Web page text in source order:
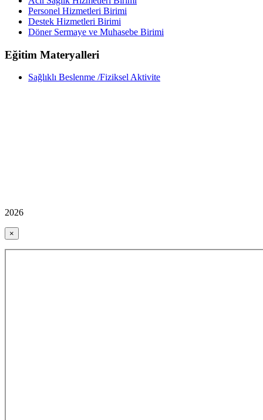
Personel Hizmetleri Birimi
Destek Hizmetleri Birimi
Döner Sermaye ve Muhasebe Birimi
Eğitim Materyalleri
Sağlıklı Beslenme /Fiziksel Aktivite
2026
×